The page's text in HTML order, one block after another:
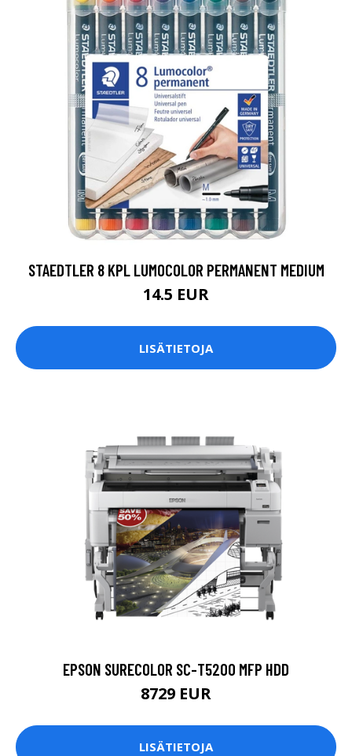
STAEDTLER 8 KPL LUMOCOLOR PERMANENT MEDIUM
14.5 EUR
LISÄTIETOJA
EPSON SURECOLOR SC-T5200 MFP HDD
8729 EUR
LISÄTIETOJA